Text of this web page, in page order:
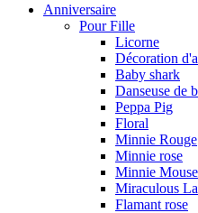
Anniversaire
Pour Fille
Licorne
Décoration
Baby shark
Danseuse de
Peppa Pig
Floral
Minnie Rouge
Minnie rose
Minnie
Miraculous
Flamant rose